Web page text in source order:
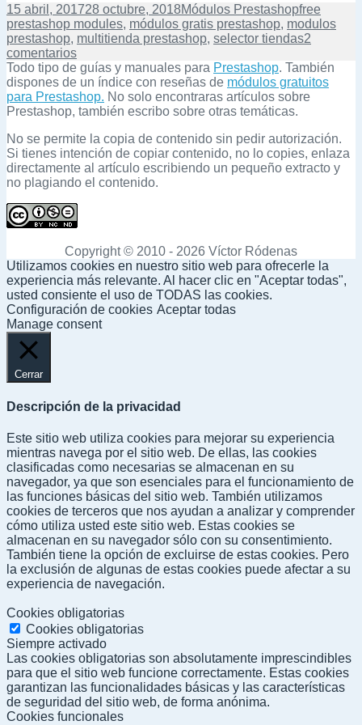
Publicado
el
15 abril, 201728 octubre, 2018Categorías
Módulos PrestashopEtiquetas
free
prestashop modules, módulos gratis prestashop, modulos
prestashop, multitienda prestashop, selector tiendas2
comentariosen
Selector
de
tiendas
en
Todo tipo de guías y manuales para Prestashop. También
dispones de un índice con reseñas de módulos gratuitos
para Prestashop. No solo encontraras artículos sobre
Prestashop, también escribo sobre otras temáticas.
No se permite la copia de contenido sin pedir autorización.
Si tienes intención de copiar contenido, no lo copies, enlaza
directamente al artículo escribiendo un pequeño extracto y
no plagiando el contenido.
Copyright © 2010 - 2026 Víctor Ródenas
Utilizamos cookies en nuestro sitio web para ofrecerle la
experiencia más relevante. Al hacer clic en "Aceptar todas",
usted consiente el uso de TODAS las cookies.
Configuración de cookies Aceptar todas
Manage consent
Cerrar
Descripción de la privacidad
Este sitio web utiliza cookies para mejorar su experiencia
mientras navega por el sitio web. De ellas, las cookies
clasificadas como necesarias se almacenan en su
navegador, ya que son esenciales para el funcionamiento de
las funciones básicas del sitio web. También utilizamos
cookies de terceros que nos ayudan a analizar y comprender
cómo utiliza usted este sitio web. Estas cookies se
almacenan en su navegador sólo con su consentimiento.
También tiene la opción de excluirse de estas cookies. Pero
la exclusión de algunas de estas cookies puede afectar a su
experiencia de navegación.
Cookies obligatorias
Cookies obligatorias
Siempre activado
Las cookies obligatorias son absolutamente imprescindibles
para que el sitio web funcione correctamente. Estas cookies
garantizan las funcionalidades básicas y las características
de seguridad del sitio web, de forma anónima.
Cookies funcionales